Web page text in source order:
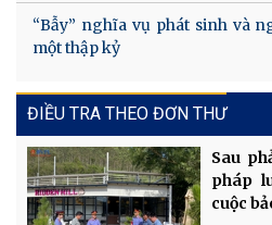
“Bẫy” nghĩa vụ phát sinh và
một thập kỷ
ĐIỀU TRA THEO ĐƠN THƯ
Sau
pháp
cuộc